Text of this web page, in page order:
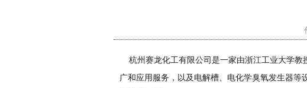
杭州赛龙化工有限公司是一家由浙江工业大学教
广和应用服务，以及电解槽、电化学臭氧发生器等